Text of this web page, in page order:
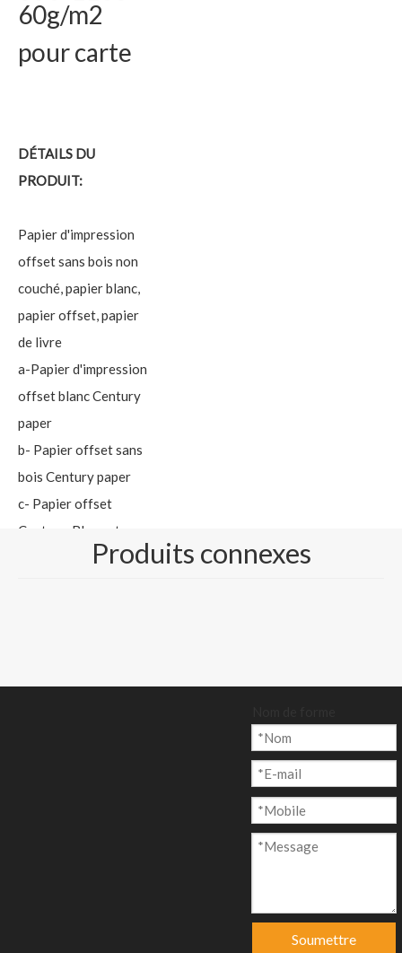
60g/m2
pour carte
DÉTAILS DU
PRODUIT:
Papier d'impression
offset sans bois non
couché, papier blanc,
papier offset, papier
de livre
a-Papier d'impression
offset blanc Century
paper
b- Papier offset sans
bois Century paper
c- Papier offset
Century-Blanc et
couleur crème
emballé sur palette
Produits connexes
Soumettre